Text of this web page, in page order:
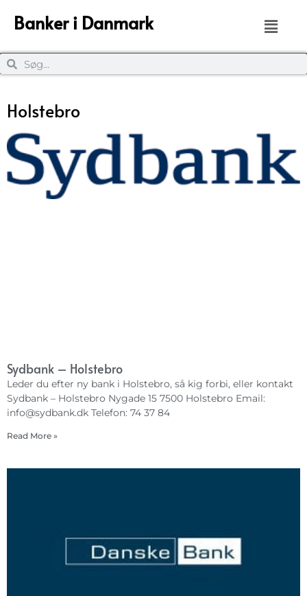
Banker i Danmark
Holstebro
Sydbank – Holstebro
Leder du efter ny bank i Holstebro, så kig forbi, eller kontakt
Sydbank – Holstebro Nygade 15 7500 Holstebro Email:
info@sydbank.dk Telefon: 74 37 84
Read More »